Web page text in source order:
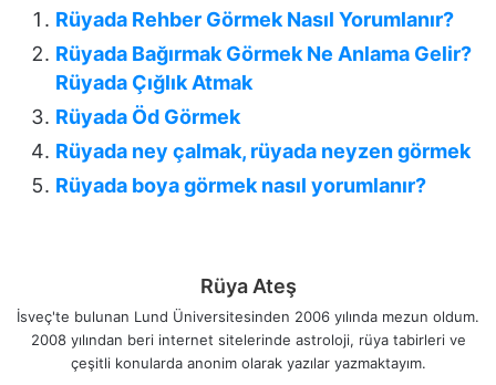
Rüyada Rehber Görmek Nasıl Yorumlanır?
Rüyada Bağırmak Görmek Ne Anlama Gelir?
Rüyada Çığlık Atmak
Rüyada Öd Görmek
Rüyada ney çalmak, rüyada neyzen görmek
Rüyada boya görmek nasıl yorumlanır?
Rüya Ateş
İsveç'te bulunan Lund Üniversitesinden 2006 yılında mezun oldum.
2008 yılından beri internet sitelerinde astroloji, rüya tabirleri ve
çeşitli konularda anonim olarak yazılar yazmaktayım.